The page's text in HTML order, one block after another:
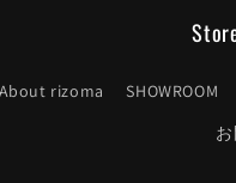
rizoma SHOWROOM